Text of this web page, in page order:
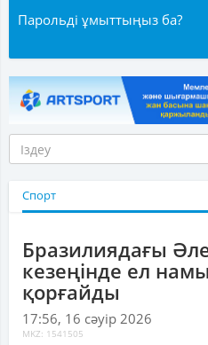
Парольді ұмыттыңыз ба?
Спорт
Бразилиядағы
кезеңінде ел
қорғайды
17:56, 16 сәуір 2026
MKZ: 1541505